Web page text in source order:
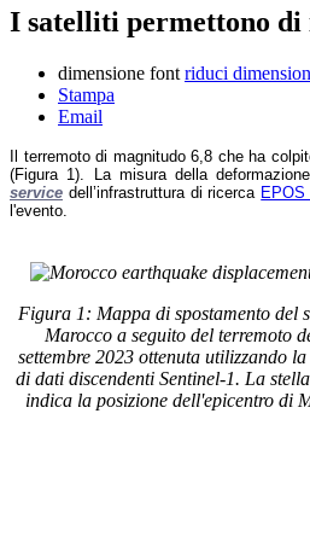
I satelliti permettono di
dimensione font riduci
Stampa
Email
Il terremoto di magnitudo 6,8 che ha
(Figura 1). La misura della
service dell’infrastruttura di ricerca
l'evento.
Figura 1: Mappa di spostamento del
Marocco a seguito del terremoto
settembre 2023 ottenuta utilizzando
di dati discendenti Sentinel-1. La
indica la posizione dell'epicentro di